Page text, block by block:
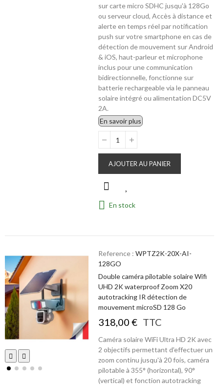
sur carte micro SDHC jusqu'à 128Go
ou serveur cloud, Accès à distance et
alerte en temps réel par notification
push sur votre smartphone en cas de
détection de mouvement sur Android
& iOS, haut-parleur et microphone
inclus pour une communication
bidirectionnelle, fonctionne sur
batterie rechargeable via le panneau
solaire intégré ou alimentation DC5V
2A.
En savoir plus
AJOUTER AU PANIER
En stock
Reference :WPTZ2K-20X-AI-
128GO
Double caméra pilotable solaire Wifi
UHD 2K waterproof Zoom X20
autotracking IR détection de
mouvement microSD 128 Go
318,00 € TTC
Caméra solaire WiFi Ultra HD 2K avec
2 objectifs permettant d'effectuer un
zoom continu jusqu'à 20 fois, caméra
pilotable à 355° (horizontal), 90°
(vertical) et fonction autotracking